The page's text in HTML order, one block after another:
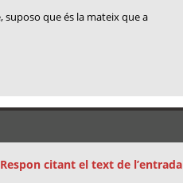
suposo que és la mateix que a
Respon citant el text de l’entrada